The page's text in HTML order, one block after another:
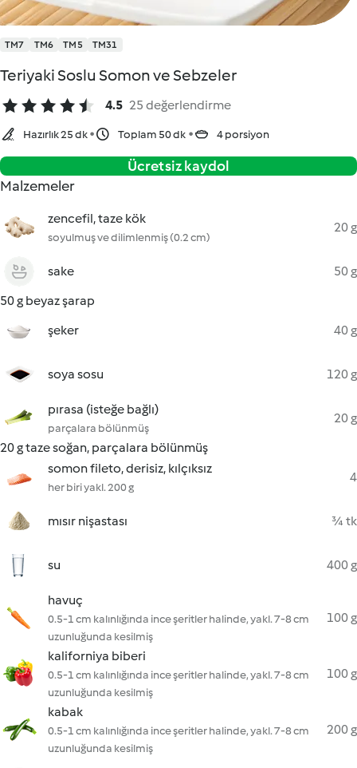
TM7 TM6 TM5 TM31
Teriyaki Soslu Somon ve Sebzeler
4.5 25 değerlendirme
Hazırlık 25 dk Toplam 50 dk 4 porsiyon
Ücretsiz kaydol
Malzemeler
zencefil, taze kök
soyulmuş ve dilimlenmiş (0.2 cm)
20 g
sake
50 g
50 g beyaz şarap
şeker
40 g
soya sosu 120 g
pırasa (isteğe bağlı)
parçalara bölünmüş
20 g
20 g taze soğan, parçalara bölünmüş
somon fileto, derisiz, kılçıksız
her biri yakl. 200 g
4
mısır nişastası ¾ tk
su 400 g
havuç
0.5-1 cm kalınlığında ince şeritler halinde, yakl. 7-8 cm
uzunluğunda kesilmiş
100 g
kaliforniya biberi
0.5-1 cm kalınlığında ince şeritler halinde, yakl. 7-8 cm
uzunluğunda kesilmiş
100 g
kabak
0.5-1 cm kalınlığında ince şeritler halinde, yakl. 7-8 cm
uzunluğunda kesilmiş
200 g